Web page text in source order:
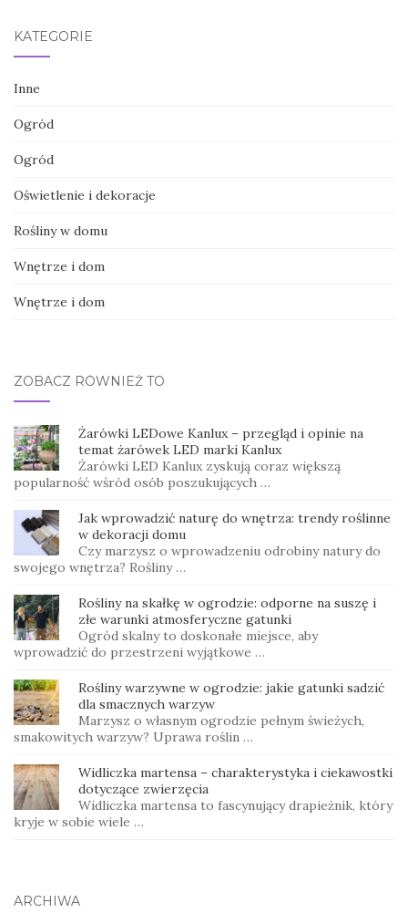
KATEGORIE
Inne
Ogród
Ogród
Oświetlenie i dekoracje
Rośliny w domu
Wnętrze i dom
Wnętrze i dom
ZOBACZ RÓWNIEŻ TO
Żarówki LEDowe Kanlux – przegląd i opinie na
temat żarówek LED marki Kanlux
Żarówki LED Kanlux zyskują coraz większą
popularność wśród osób poszukujących …
Jak wprowadzić naturę do wnętrza: trendy roślinne
w dekoracji domu
Czy marzysz o wprowadzeniu odrobiny natury do
swojego wnętrza? Rośliny …
Rośliny na skałkę w ogrodzie: odporne na suszę i
złe warunki atmosferyczne gatunki
Ogród skalny to doskonałe miejsce, aby
wprowadzić do przestrzeni wyjątkowe …
Rośliny warzywne w ogrodzie: jakie gatunki sadzić
dla smacznych warzyw
Marzysz o własnym ogrodzie pełnym świeżych,
smakowitych warzyw? Uprawa roślin …
Widliczka martensa – charakterystyka i ciekawostki
dotyczące zwierzęcia
Widliczka martensa to fascynujący drapieżnik, który
kryje w sobie wiele …
ARCHIWA